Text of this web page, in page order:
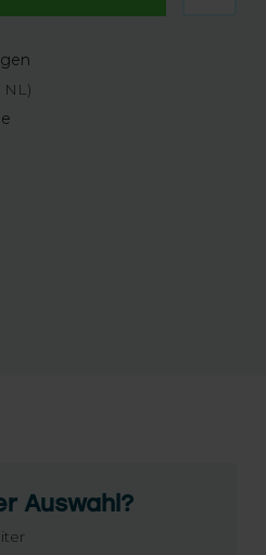
Auswahl?